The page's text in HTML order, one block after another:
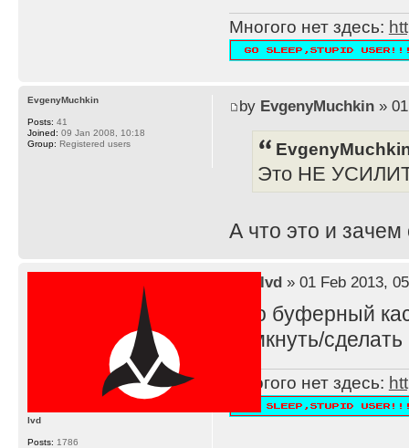
Многого нет здесь:
by EvgenyMuchkin» 01
Это НЕ
А что это и
EvgenyMuchkin
Posts: 41
Joined: 09 Jan 2008, 10:18
Group: Registered users
lvd» 01 Feb 2013,
Это буферный
замкнуть/
Многого нет здесь:
lvd
Posts: 1786